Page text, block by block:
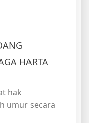
HARTA
hak
umur secara